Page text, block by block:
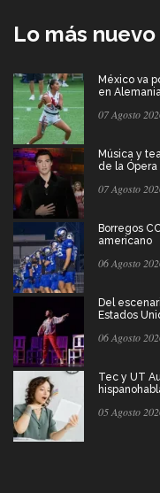
Lo más nuevo
México va
en
07 Agosto
Música y
de la
07 Agosto
Borregos
americano
06 Agosto
Del
Estados
06 Agosto
Tec y UT
05 Agosto